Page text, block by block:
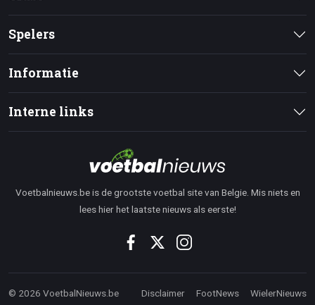
Spelers
Informatie
Interne links
Voetbalnieuws.be is de grootste voetbal site van Belgie. Mis niets en
lees hier het laatste nieuws als eerste!
© 2026 VoetbalNieuws.be Disclaimer FootNews WielerNieuws